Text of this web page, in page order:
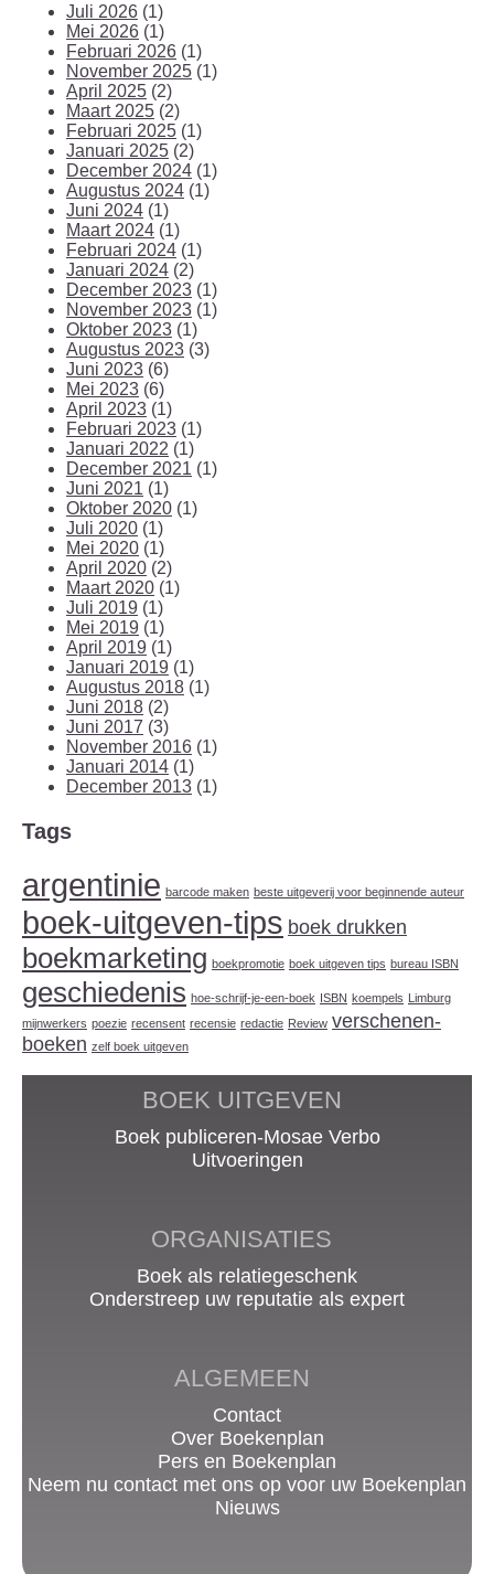
Juli 2026 (1)
Mei 2026 (1)
Februari 2026 (1)
November 2025 (1)
April 2025 (2)
Maart 2025 (2)
Februari 2025 (1)
Januari 2025 (2)
December 2024 (1)
Augustus 2024 (1)
Juni 2024 (1)
Maart 2024 (1)
Februari 2024 (1)
Januari 2024 (2)
December 2023 (1)
November 2023 (1)
Oktober 2023 (1)
Augustus 2023 (3)
Juni 2023 (6)
Mei 2023 (6)
April 2023 (1)
Februari 2023 (1)
Januari 2022 (1)
December 2021 (1)
Juni 2021 (1)
Oktober 2020 (1)
Juli 2020 (1)
Mei 2020 (1)
April 2020 (2)
Maart 2020 (1)
Juli 2019 (1)
Mei 2019 (1)
April 2019 (1)
Januari 2019 (1)
Augustus 2018 (1)
Juni 2018 (2)
Juni 2017 (3)
November 2016 (1)
Januari 2014 (1)
December 2013 (1)
Tags
argentinie barcode maken beste uitgeverij voor beginnende auteur
boek-uitgeven-tips boek drukken
boekmarketing boekpromotie boek uitgeven tips bureau ISBN
geschiedenis hoe-schrijf-je-een-boek ISBN koempels Limburg
mijnwerkers poezie recensent recensie redactie Review verschenen-
boeken zelf boek uitgeven
BOEK UITGEVEN
Boek publiceren-Mosae Verbo
Uitvoeringen
ORGANISATIES
Boek als relatiegeschenk
Onderstreep uw reputatie als expert
ALGEMEEN
Contact
Over Boekenplan
Pers en Boekenplan
Neem nu contact met ons op voor uw Boekenplan
Nieuws